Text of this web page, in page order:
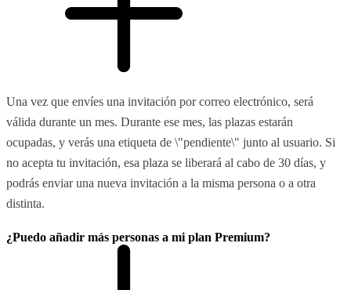
Una vez que envíes una invitación por correo electrónico, será
válida durante un mes. Durante ese mes, las plazas estarán
ocupadas, y verás una etiqueta de \"pendiente\" junto al usuario. Si
no acepta tu invitación, esa plaza se liberará al cabo de 30 días, y
podrás enviar una nueva invitación a la misma persona o a otra
distinta.
¿Puedo añadir más personas a mi plan Premium?